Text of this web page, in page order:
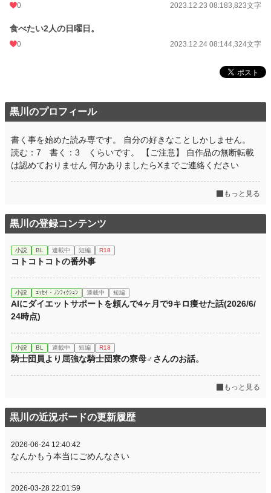
0 2023.12.23 08:183,823文字
食べたい2人の日曜日。
0 2023.12.24 08:144,324文字
黒川のプロフィール
書く事を始めた読み専です。 自分の好きなことしかしません。
読む：7 書く：3 くらいです。 【ご注意】 自作品の無断転載
は認めておりません 何かありましたらXまでご連絡ください
もっと見る
黒川の登録コンテンツ
小説 BL 連載中 短編 R18
コトコトコトの番外事
小説 ｴｯｾｲ・ﾉﾝﾌｨｸｼｮﾝ 連載中 短編
AIにダイエットサポートを頼んで4ヶ月で9キロ痩せた話(2026/6/
24時点)
小説 BL 連載中 短編 R18
騎士団員より屈強な騎士団寮の寮母♂さんのお話。
もっと見る
黒川の近況ボードの更新履歴
2026-06-24 12:40:42
なんかもう本当にごめんなさい
2026-03-28 22:01:59